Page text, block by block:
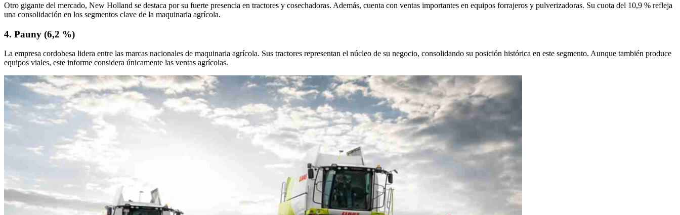
Otro gigante del mercado, New Holland se destaca por su fuerte presencia en tractores y cosechadoras. Además, cuenta con ventas importantes en equipos forrajeros y pulverizadoras. Su cuota del 10,9 % refleja
una consolidación en los segmentos clave de la maquinaria agrícola.
4. Pauny (6,2 %)
La empresa cordobesa lidera entre las marcas nacionales de maquinaria agrícola. Sus tractores representan el núcleo de su negocio, consolidando su posición histórica en este segmento. Aunque también produce
equipos viales, este informe considera únicamente las ventas agrícolas.